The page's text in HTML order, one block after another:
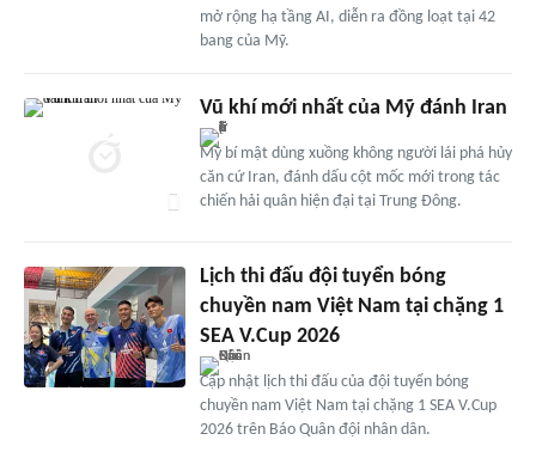
mở rộng hạ tầng AI, diễn ra đồng loạt tại 42
bang của Mỹ.
Vũ khí mới nhất của Mỹ đánh Iran
Mỹ bí mật dùng xuồng không người lái phá hủy
căn cứ Iran, đánh dấu cột mốc mới trong tác
chiến hải quân hiện đại tại Trung Đông.
Lịch thi đấu đội tuyển bóng
chuyền nam Việt Nam tại chặng 1
SEA V.Cup 2026
Cập nhật lịch thi đấu của đội tuyển bóng
chuyền nam Việt Nam tại chặng 1 SEA V.Cup
2026 trên Báo Quân đội nhân dân.